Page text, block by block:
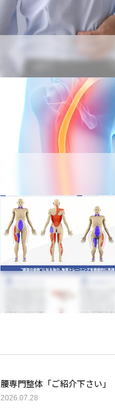
腰専門整体「ご紹介下さい」
2026.07.28